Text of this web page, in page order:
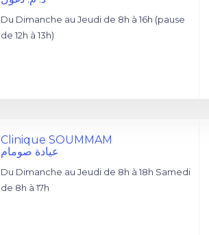
Du Dimanche au Jeudi de 8h à 16h (pause
de 12h à 13h)
Clinique SOUMMAM
عيادة صومام
Du Dimanche au Jeudi de 8h à 18h Samedi
de 8h à 17h